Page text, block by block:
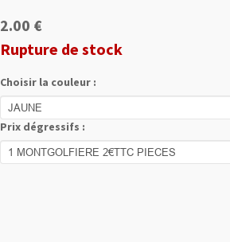
2.00 €
Rupture de stock
Choisir la couleur :
Prix dégressifs :